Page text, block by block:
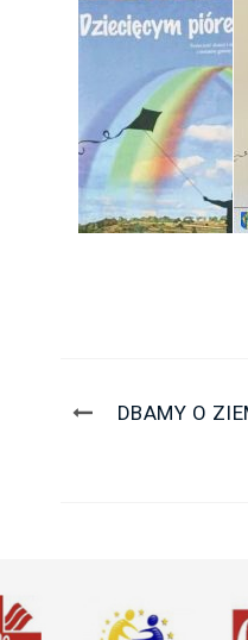
DBAMY O